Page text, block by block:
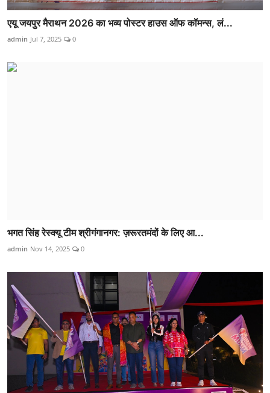
एयू जयपुर मैराथन 2026 का भव्य पोस्टर हाउस ऑफ कॉमन्स, लं...
admin Jul 7, 2025 0
भगत सिंह रेस्क्यू टीम श्रीगंगानगर: ज़रूरतमंदों के लिए आ...
admin Nov 14, 2025 0